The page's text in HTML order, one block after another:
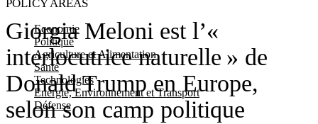
POLICY AREAS
Economie
Politique
Agriculture et Alimentation
Santé
Technologies
Energie, Environnement et Transport
Défense
Giorgia Meloni est l’«
interlocutrice naturelle » de
Donald Trump en Europe,
selon son camp politique